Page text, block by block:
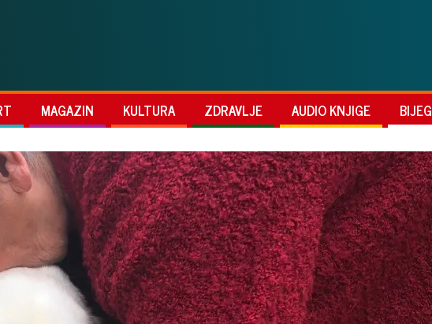
MAGAZIN KULTURA ZDRAVLJE AUDIO KNJIGE BIJEG